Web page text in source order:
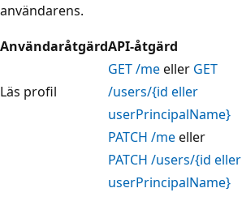
användarens.
AnvändaråtgärdAPI-åtgärd
Läs profil
GET /meeller GET
/users/{id eller
userPrincipalName}
PATCH /meeller
PATCH /users/{id eller
userPrincipalName}